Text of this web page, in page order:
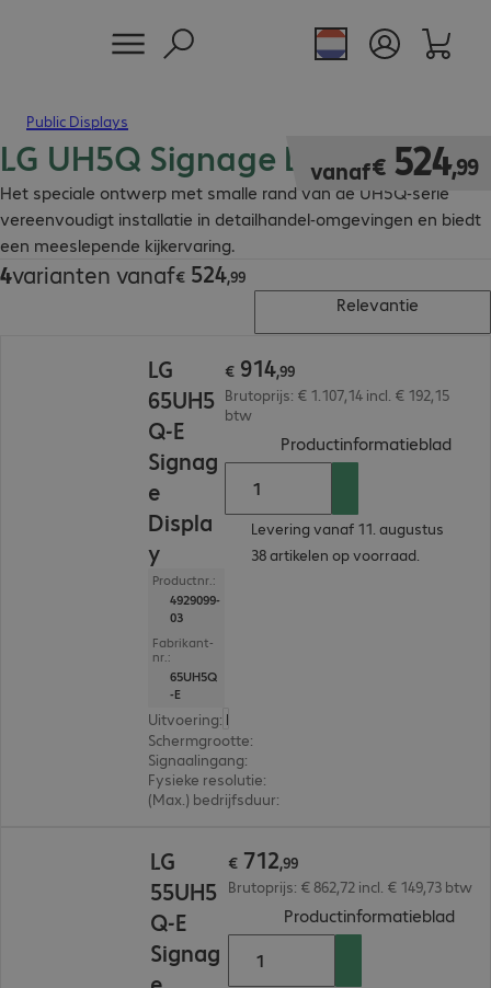
Public Displays
LG UH5Q Signage Displays
Het speciale ontwerp met smalle rand van de UH5Q-serie
vereenvoudigt installatie in detailhandel-omgevingen en biedt
een meeslepende kijkervaring.
vanaf€ 524,99
€ 524,99
4varianten vanaf€ 524,99
€ 524,99
Relevantie
LG
65UH5
Q-E
Signag
e
Displa
y
Productnr.:
4929099-
03
Fabrikant-
nr.:
65UH5Q
-E
Uitvoering: Nederland
Schermgrootte:
Signaalingang:
Fysieke resolutie:
(Max.) bedrijfsduur:
€ 914,99
Brutoprijs: € 1.107,14 incl. € 192,15
btw
Productinformatieblad
Levering vanaf 11. augustus
38 artikelen op voorraad.
LG
55UH5
Q-E
Signag
€ 712,99
Brutoprijs: € 862,72 incl. € 149,73 btw
Productinformatieblad